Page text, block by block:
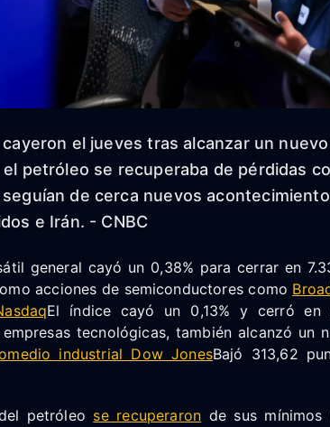
el jueves tras alcanzar un
el petróleo se recuperaba de pérdidas
de cerca nuevos
e Irán. - CNBC
general cayó un 0,38% para cerrar en
acciones de semiconductores como
El índice cayó un 0,13% y cerró en
tecnológicas, también alcanzó un
industrial Dow JonesBajó 313,62
petróleo se recuperaron de sus